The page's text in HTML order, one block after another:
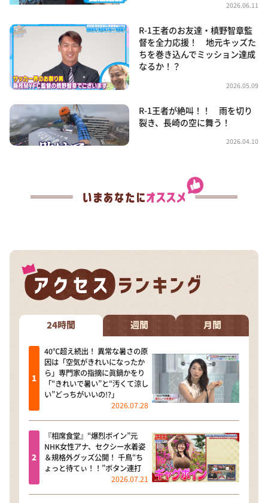
2026.06.11
R-1王者のお友達・槙野智章監
督を全力応援！ 地元キッズた
ちを巻き込んでミッション達成
なるか！？
2026.05.09
R-1王者が絶叫！！ 雨を切り
裂き、長崎の空に舞う！
2026.04.10
24時間 週間 月間
40℃超え続出！ 異常な暑さの原
因は「空気がきれいになったか
ら」専門家の指摘に眞鍋かをり
「“きれいで暑い”と“汚くて涼し
い”どっちがいいの!?」
2026.07.28
『相席食堂』“爆烈ボイン”元
NHK女性アナ、セクシー水着姿
＆規格外グッズ公開！ 千鳥“ち
ょっと待てぃ！！”ボタン連打
2026.07.21